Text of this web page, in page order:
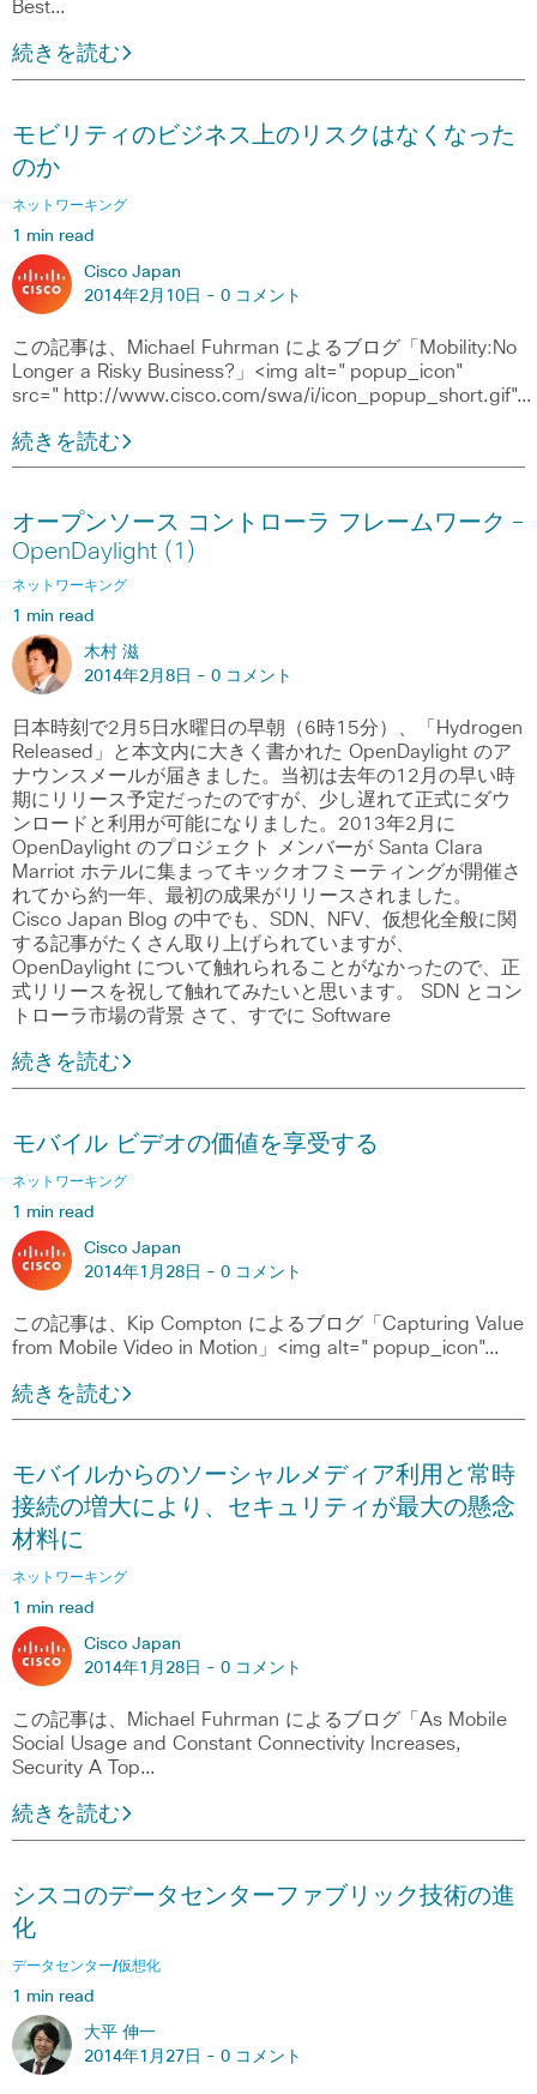
Best…
続きを読む
モビリティのビジネス上のリスクはなくなった
のか
ネットワーキング
1 min read
Cisco Japan
2014年2月10日 - 0 コメント
この記事は、Michael Fuhrman によるブログ「Mobility:No
Longer a Risky Business?」<img alt="popup_icon"
src="http://www.cisco.com/swa/i/icon_popup_short.gif"…
続きを読む
オープンソース コントローラ フレームワーク ―
OpenDaylight (1)
ネットワーキング
1 min read
木村 滋
2014年2月8日 - 0 コメント
日本時刻で2月5日水曜日の早朝（6時15分）、「Hydrogen
Released」と本文内に大きく書かれた OpenDaylight のア
ナウンスメールが届きました。当初は去年の12月の早い時
期にリリース予定だったのですが、少し遅れて正式にダウ
ンロードと利用が可能になりました。2013年2月に
OpenDaylight のプロジェクト メンバーが Santa Clara
Marriot ホテルに集まってキックオフミーティングが開催さ
れてから約一年、最初の成果がリリースされました。
Cisco Japan Blog の中でも、SDN、NFV、仮想化全般に関
する記事がたくさん取り上げられていますが、
OpenDaylight について触れられることがなかったので、正
式リリースを祝して触れてみたいと思います。 SDN とコン
トローラ市場の背景 さて、すでに Software
続きを読む
モバイル ビデオの価値を享受する
ネットワーキング
1 min read
Cisco Japan
2014年1月28日 - 0 コメント
この記事は、Kip Compton によるブログ「Capturing Value
from Mobile Video in Motion」<img alt="popup_icon"…
続きを読む
モバイルからのソーシャルメディア利用と常時
接続の増大により、セキュリティが最大の懸念
材料に
ネットワーキング
1 min read
Cisco Japan
2014年1月28日 - 0 コメント
この記事は、Michael Fuhrman によるブログ「As Mobile
Social Usage and Constant Connectivity Increases,
Security A Top…
続きを読む
シスコのデータセンターファブリック技術の進
化
データセンター/仮想化
1 min read
大平 伸一
2014年1月27日 - 0 コメント